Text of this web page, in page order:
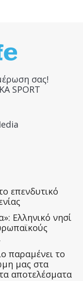
σας!
SPORT
επενδυτικό
Ελληνικό νησί
παραμένει το
μας στα
αποτελέσματα